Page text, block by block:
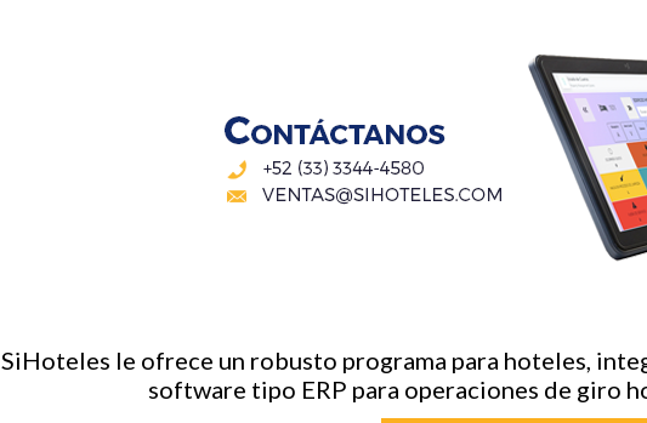
SiHoteles le ofrece un robusto programa para hoteles,
software tipo ERP para operaciones de giro